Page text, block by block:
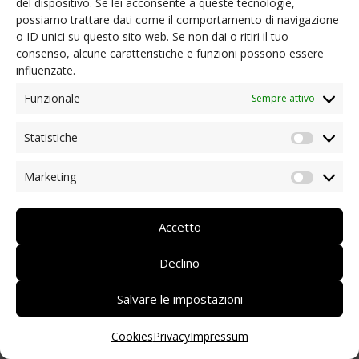
possiamo trattare dati come il comportamento di navigazione
o ID unici su questo sito web. Se non dai o ritiri il tuo
consenso, alcune caratteristiche e funzioni possono essere
influenzate.
Funzionale
Sempre attivo
Statistiche
Marketing
Accetto
Declino
Salvare le impostazioni
CookiesPrivacyImpressum
NEWS
Ordinanze presidenziali e informazioni utili
Coronavirus: aiuto dai soci
Iniziative dei nostri soci/partner
DEUTSCH